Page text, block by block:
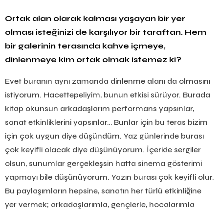
Ortak alan olarak kalması yaşayan bir yer
olması isteğinizi de karşılıyor bir taraftan. Hem
bir galerinin terasında kahve içmeye,
dinlenmeye kim ortak olmak istemez ki?
Evet buranın aynı zamanda dinlenme alanı da olmasını
istiyorum. Hacettepeliyim, bunun etkisi sürüyor. Burada
kitap okunsun arkadaşlarım performans yapsınlar,
sanat etkinliklerini yapsınlar… Bunlar için bu teras bizim
için çok uygun diye düşündüm. Yaz günlerinde burası
çok keyifli olacak diye düşünüyorum. İçeride sergiler
olsun, sunumlar gerçekleşsin hatta sinema gösterimi
yapmayı bile düşünüyorum. Yazın burası çok keyifli olur.
Bu paylaşımların hepsine, sanatın her türlü etkinliğine
yer vermek; arkadaşlarımla, gençlerle, hocalarımla